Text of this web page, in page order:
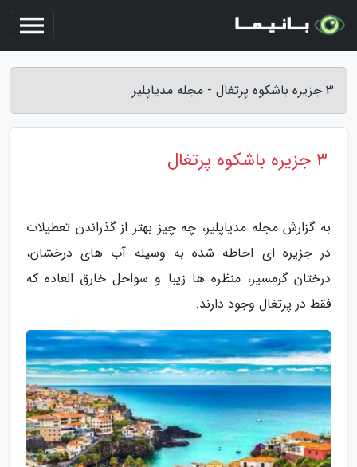
3 جزیره باشکوه پرتغال - مجله مدیاپلیر
3 جزیره باشکوه پرتغال
به گزارش مجله مدیاپلیر، چه چیز بهتر از گذراندن تعطیلات
در جزیره ای احاطه شده به وسیله آب های درخشان،
درختان گرمسیر، منظره ها زیبا و سواحل خارق العاده که
فقط در پرتغال وجود دارند.